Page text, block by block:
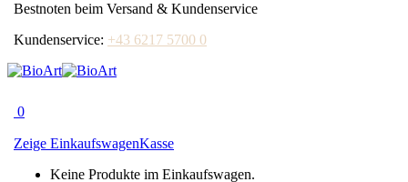
Bestnoten beim Versand & Kundenservice
Kundenservice: +43 6217 5700 0
0
Zeige EinkaufswagenKasse
Keine Produkte im Einkaufswagen.